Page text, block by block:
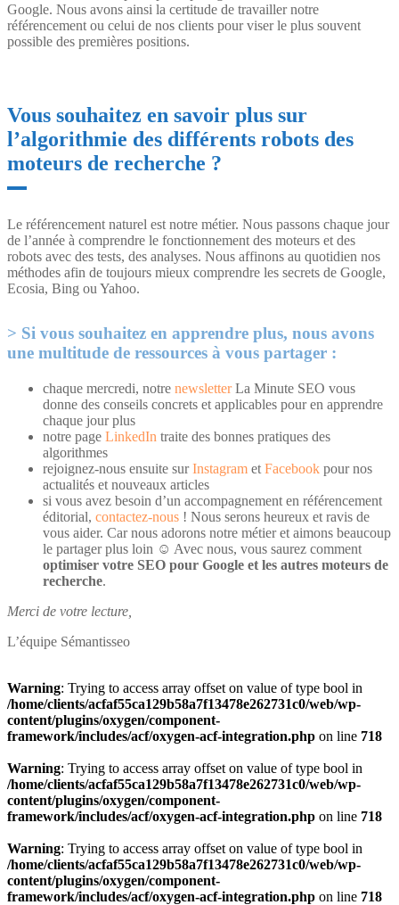
Google. Nous avons ainsi la certitude de travailler notre
référencement ou celui de nos clients pour viser le plus souvent
possible des premières positions.
Vous souhaitez en savoir plus sur
l’algorithmie des différents robots des
moteurs de recherche ?
Le référencement naturel est notre métier. Nous passons chaque jour
de l’année à comprendre le fonctionnement des moteurs et des
robots avec des tests, des analyses. Nous affinons au quotidien nos
méthodes afin de toujours mieux comprendre les secrets de Google,
Ecosia, Bing ou Yahoo.
Si vous souhaitez en apprendre plus, nous avons
une multitude de ressources à vous partager :
chaque mercredi, notre newsletterLa Minute SEO vous
donne des conseils concrets et applicables pour en apprendre
chaque jour plus
notre page LinkedIn traite des bonnes pratiques des
algorithmes
rejoignez-nous ensuite surInstagram et Facebook pour nos
actualités et nouveaux articles
si vous avez besoin d’un accompagnement en référencement
éditorial, contactez-nous ! Nous serons heureux et ravis de
vous aider. Car nous adorons notre métier et aimons beaucoup
le partager plus loin ☺️ Avec nous, vous saurez comment
optimiser votre SEO pour Google et les autres moteurs de
recherche.
Merci de votre lecture,
L’équipe Sémantisseo
Warning: Trying to access array offset on value of type bool in
/home/clients/acfaf55ca129b58a7f13478e262731c0/web/wp-
content/plugins/oxygen/component-
framework/includes/acf/oxygen-acf-integration.php on line 718
Warning: Trying to access array offset on value of type bool in
/home/clients/acfaf55ca129b58a7f13478e262731c0/web/wp-
content/plugins/oxygen/component-
framework/includes/acf/oxygen-acf-integration.php on line 718
Warning: Trying to access array offset on value of type bool in
/home/clients/acfaf55ca129b58a7f13478e262731c0/web/wp-
content/plugins/oxygen/component-
framework/includes/acf/oxygen-acf-integration.php on line 718